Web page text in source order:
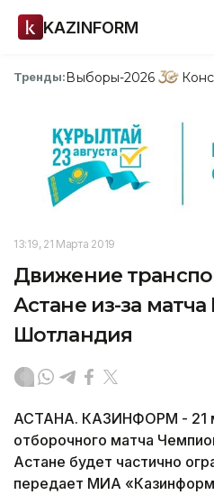
KAZINFORM
Тренды:Выборы-2026
13:19, 21 Марта 2019
Движение
Астане из-за матча
Шотландия
АСТАНА. КАЗИНФОРМ - 21
отборочного матча
Астане будет частично
передает МИА